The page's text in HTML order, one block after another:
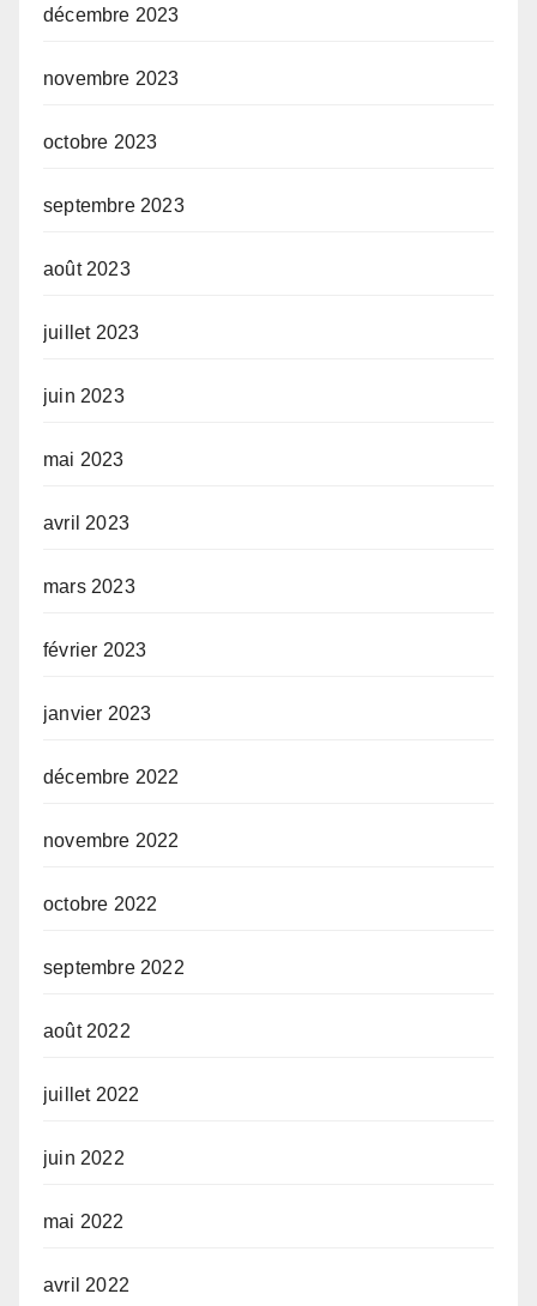
décembre 2023
novembre 2023
octobre 2023
septembre 2023
août 2023
juillet 2023
juin 2023
mai 2023
avril 2023
mars 2023
février 2023
janvier 2023
décembre 2022
novembre 2022
octobre 2022
septembre 2022
août 2022
juillet 2022
juin 2022
mai 2022
avril 2022